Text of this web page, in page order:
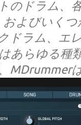
のドラム、
およびいく
ドラム、エ
あらゆる種
MDrummer